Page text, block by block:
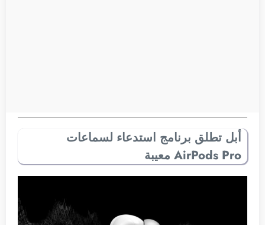
أبل تطلق برنامج استدعاء لسماعات
AirPods Pro معيبة